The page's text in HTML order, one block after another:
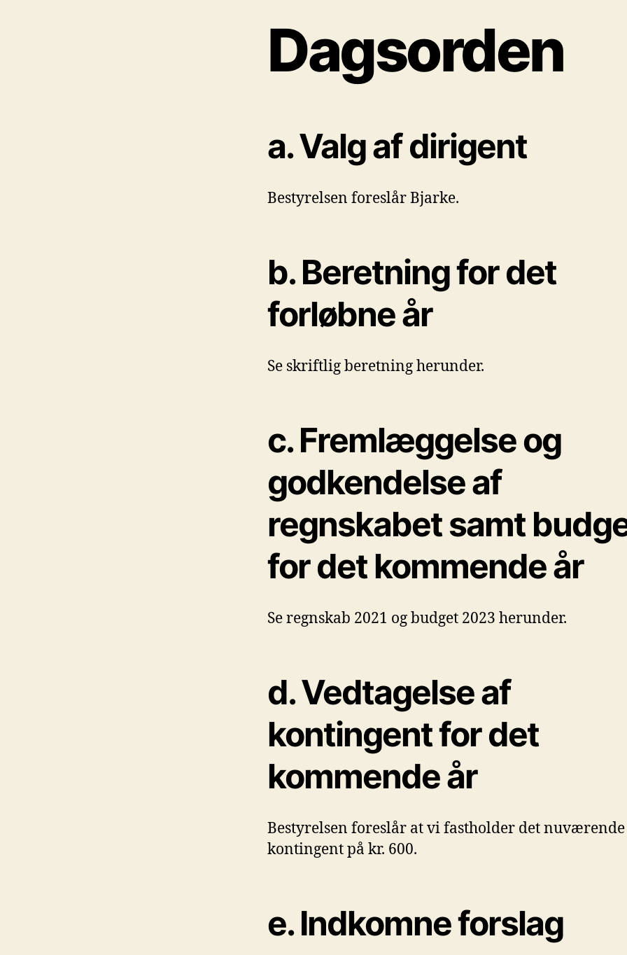
Dagsorden
a. Valg af dirigent
Bestyrelsen foreslår Bjarke.
b. Beretning for det
forløbne år
Se skriftlig beretning herunder.
c. Fremlæggelse og
godkendelse af
regnskabet samt
for det kommende år
Se regnskab 2021 og budget 2023 herunder.
d. Vedtagelse af
kontingent for det
kommende år
Bestyrelsen foreslår at vi fastholder det nuværende
kontingent på kr. 600.
e. Indkomne forslag